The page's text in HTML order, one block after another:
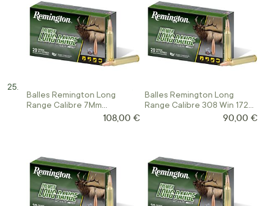
Balles Remington Long
Range Calibre 7Mm
Remington Mag 175 Gr Ogive
108,00 €
Balles Remington Long
Range Calibre 308 Win 172
Gr Ogive Speer Impact90,00 €